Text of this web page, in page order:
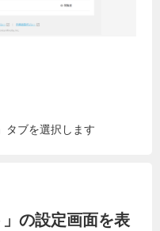
タブを選択します
」の設定画面を表